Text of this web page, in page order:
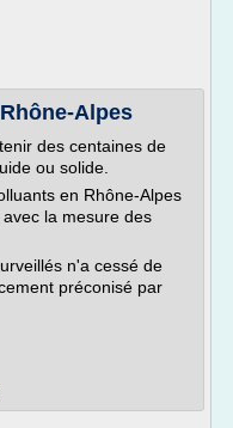
Alpes
des centaines de
ou solide.
en Rhône-Alpes
la mesure des
n'a cessé de
préconisé par